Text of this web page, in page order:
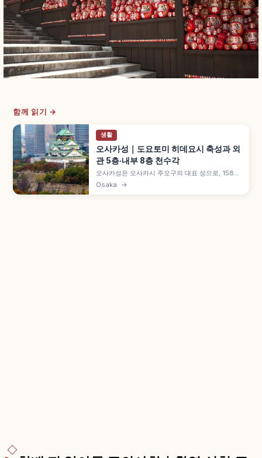
함께 읽기 →
생활
오사카성｜도요토미 히데요시 축성과 외
관 5층·내부 8층 천수각
오사카성은 오사카시 주오구의 대표 성으로, 1583
년 도요토미 히데요시가 축성을 시작했습니다.
Osaka →